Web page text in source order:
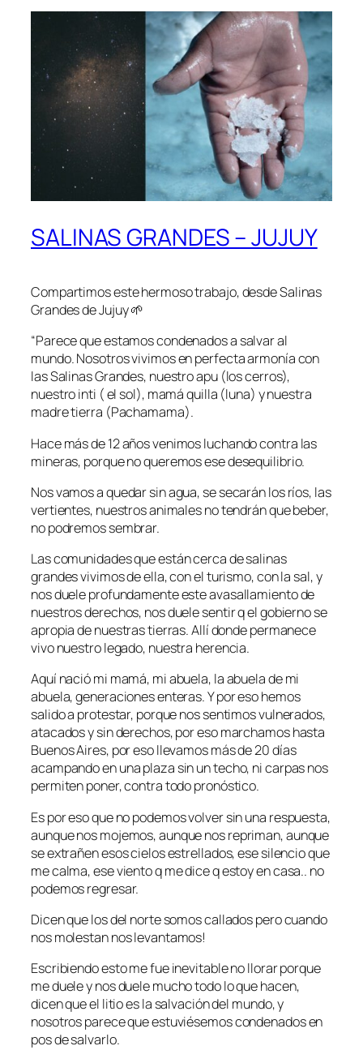
SALINAS GRANDES – JUJUY
Compartimos este hermoso trabajo, desde Salinas
Grandes de Jujuy 🌱
“Parece que estamos condenados a salvar al
mundo. Nosotros vivimos en perfecta armonía con
las Salinas Grandes, nuestro apu (los cerros),
nuestro inti ( el sol), mamá quilla (luna) y nuestra
madre tierra (Pachamama).
Hace más de 12 años venimos luchando contra las
mineras, porque no queremos ese desequilibrio.
Nos vamos a quedar sin agua, se secarán los ríos, las
vertientes, nuestros animales no tendrán que beber,
no podremos sembrar.
Las comunidades que están cerca de salinas
grandes vivimos de ella, con el turismo, con la sal, y
nos duele profundamente este avasallamiento de
nuestros derechos, nos duele sentir q el gobierno se
apropia de nuestras tierras. Allí donde permanece
vivo nuestro legado, nuestra herencia.
Aquí nació mi mamá, mi abuela, la abuela de mi
abuela, generaciones enteras. Y por eso hemos
salido a protestar, porque nos sentimos vulnerados,
atacados y sin derechos, por eso marchamos hasta
Buenos Aires, por eso llevamos más de 20 días
acampando en una plaza sin un techo, ni carpas nos
permiten poner, contra todo pronóstico.
Es por eso que no podemos volver sin una respuesta,
aunque nos mojemos, aunque nos repriman, aunque
se extrañen esos cielos estrellados, ese silencio que
me calma, ese viento q me dice q estoy en casa.. no
podemos regresar.
Dicen que los del norte somos callados pero cuando
nos molestan nos levantamos!
Escribiendo esto me fue inevitable no llorar porque
me duele y nos duele mucho todo lo que hacen,
dicen que el litio es la salvación del mundo, y
nosotros parece que estuviésemos condenados en
pos de salvarlo.